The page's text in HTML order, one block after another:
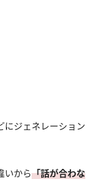
にジェネレーション
いから「話が合わな